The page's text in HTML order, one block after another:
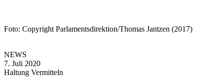
Foto: Copyright Parlamentsdirektion/Thomas Jantzen (2017)
NEWS
7. Juli 2020
Haltung Vermitteln